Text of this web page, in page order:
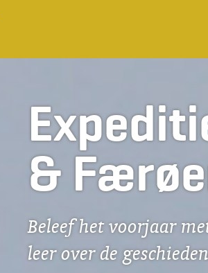
&
Beleef het voorjaar
leer over de